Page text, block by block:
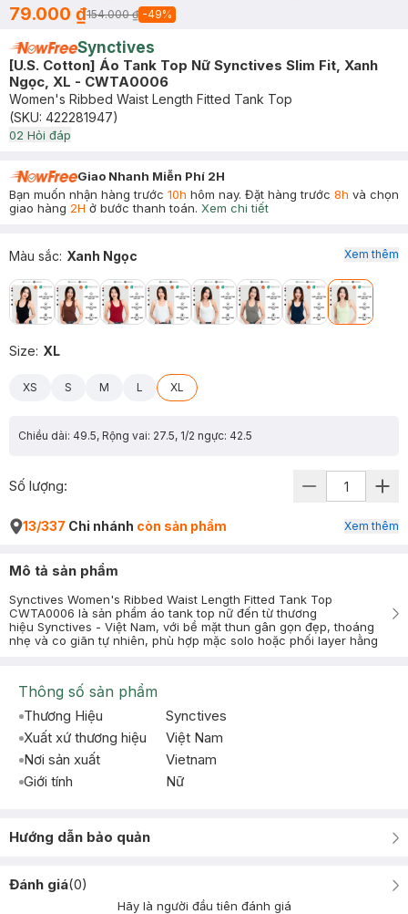
79.000 ₫154.000 ₫ -49%
Synctives
[U.S. Cotton] Áo Tank Top Nữ Synctives Slim Fit, Xanh
Ngọc, XL - CWTA0006
Women's Ribbed Waist Length Fitted Tank Top
(SKU: 422281947)
02 Hỏi đáp
Giao Nhanh Miễn Phí 2H
Bạn muốn nhận hàng trước 10h hôm nay. Đặt hàng trước 8h và chọn
giao hàng 2H ở bước thanh toán. Xem chi tiết
Màu sắc: Xanh Ngọc
Size: XL
XS S M L XL
Chiều dài: 49.5, Rộng vai: 27.5, 1/2 ngực: 42.5
Xem thêm
Số lượng:
13/337 Chi nhánh còn sản phẩm Xem thêm
Mô tả sản phẩm
Synctives Women's Ribbed Waist Length Fitted Tank Top
CWTA0006 là sản phẩm áo tank top nữ đến từ thương
hiệu Synctives - Việt Nam, với bề mặt thun gân gọn đẹp, thoáng
nhẹ và co giãn tự nhiên, phù hợp mặc solo hoặc phối layer hằng
Thông số sản phẩm
Thương Hiệu
Synctives
Xuất xứ thương hiệu
Việt Nam
Nơi sản xuất
Vietnam
Giới tính
Nữ
Hướng dẫn bảo quản
Đánh giá(0)
Hãy là người đầu tiên đánh giá